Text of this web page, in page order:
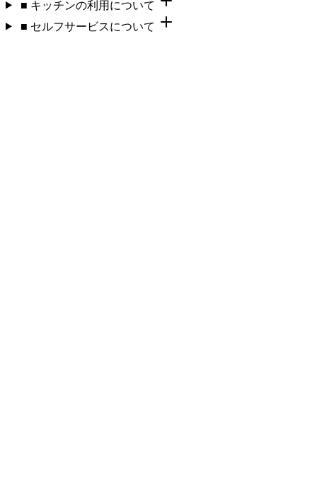
■ キッチンの利用について
■ セルフサービスについて